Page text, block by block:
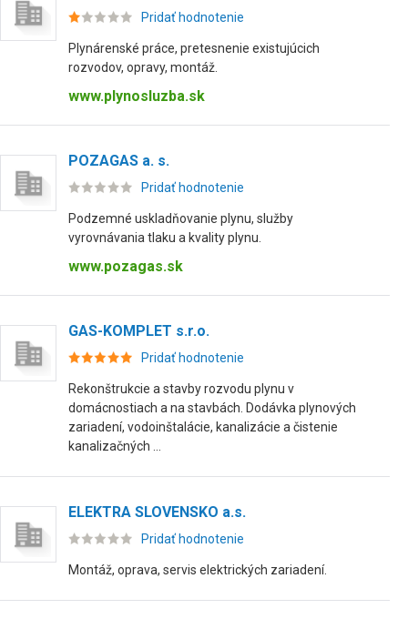
Pridať hodnotenie
Plynárenské práce, pretesnenie existujúcich
rozvodov, opravy, montáž.
www.plynosluzba.sk
POZAGAS a. s.
Pridať hodnotenie
Podzemné uskladňovanie plynu, služby
vyrovnávania tlaku a kvality plynu.
www.pozagas.sk
GAS-KOMPLET s.r.o.
Pridať hodnotenie
Rekonštrukcie a stavby rozvodu plynu v
domácnostiach a na stavbách. Dodávka plynových
zariadení, vodoinštalácie, kanalizácie a čistenie
kanalizačných ...
ELEKTRA SLOVENSKO a.s.
Pridať hodnotenie
Montáž, oprava, servis elektrických zariadení.